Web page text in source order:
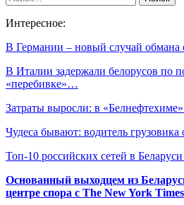
Интересное:
В Германии – новый случай
В Италии задержали белорусов по
«перебивке»…
Затраты выросли: в
Чудеса бывают: водитель
Топ-10 российских сетей в
Основанный выходцем из
центре спора с The New York Times